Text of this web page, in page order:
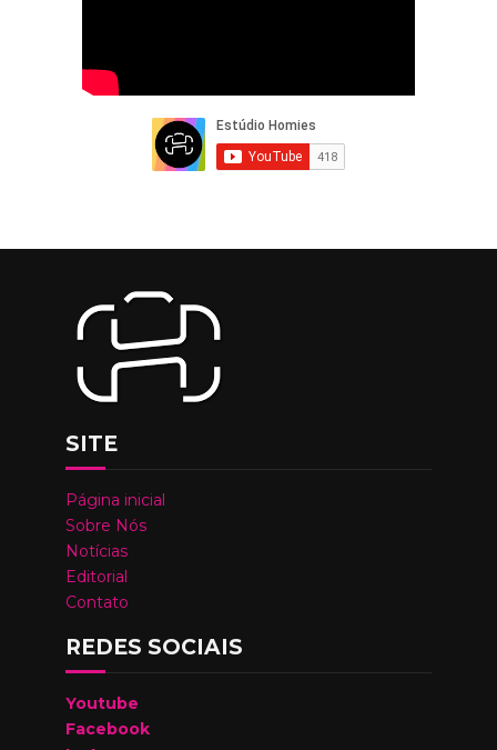
SITE
Página inicial
Sobre Nós
Notícias
Editorial
Contato
REDES SOCIAIS
Youtube
Facebook